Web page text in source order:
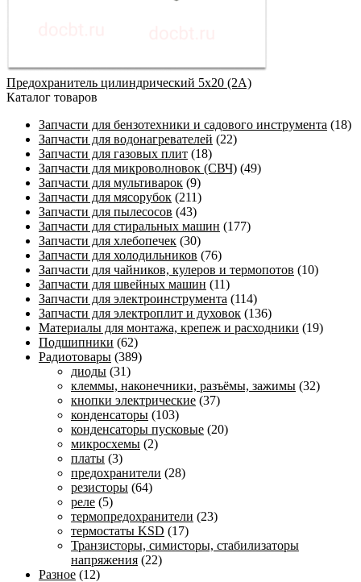
Предохранитель цилиндрический 5х20 (2А)
Каталог товаров
Запчасти для бензотехники и садового инструмента (18)
Запчасти для водонагревателей (22)
Запчасти для газовых плит (18)
Запчасти для микроволновок (СВЧ) (49)
Запчасти для мультиварок (9)
Запчасти для мясорубок (211)
Запчасти для пылесосов (43)
Запчасти для стиральных машин (177)
Запчасти для хлебопечек (30)
Запчасти для холодильников (76)
Запчасти для чайников, кулеров и термопотов (10)
Запчасти для швейных машин (11)
Запчасти для электроинструмента (114)
Запчасти для электроплит и духовок (136)
Материалы для монтажа, крепеж и расходники (19)
Подшипники (62)
Радиотовары (389)
диоды (31)
клеммы, наконечники, разъёмы, зажимы (32)
кнопки электрические (37)
конденсаторы (103)
конденсаторы пусковые (20)
микросхемы (2)
платы (3)
предохранители (28)
резисторы (64)
реле (5)
термопредохранители (23)
термостаты KSD (17)
Транзисторы, симисторы, стабилизаторы
напряжения (22)
Разное (12)